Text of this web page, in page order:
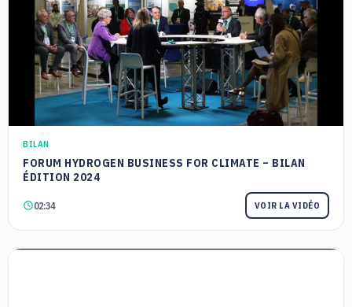
BILAN
FORUM HYDROGEN BUSINESS FOR CLIMATE – BILAN
ÉDITION 2024
02:34 VOIR LA VIDÉO